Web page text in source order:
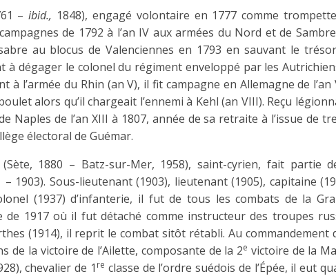
–ibid., 1848), engagé volontaire en 1777 comme
de 1792 à l’an IV aux armées du Nord et de
au blocus de Valenciennes en 1793 en sauvant le
à dégager le colonel du régiment enveloppé par les
l’armée du Rhin (an V), il fit campagne en Allemagne de l’an
alors qu’il chargeait l’ennemi à Kehl (an VIII). Reçu
Naples de l’an XIII à 1807, année de sa retraite à l’issue de
électoral de Guémar.
(Sète, 1880 – Batz-sur-Mer, 1958), saint-cyrien, fait partie
1903). Sous-lieutenant (1903), lieutenant (1905), capitaine
(1937) d’infanterie, il fut de tous les combats de la
1917 où il fut détaché comme instructeur des troupes
(1914), il reprit le combat sitôt rétabli. Au commandement
de la victoire de l’Ailette, composante de la 2e victoire de la
chevalier de 1 re classe de l’ordre suédois de l’Épée, il eut